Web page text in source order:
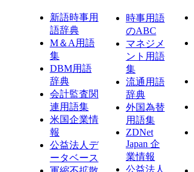
新語時事用
語辞典
M＆A用語
集
DBM用語
辞典
会計監査関
連用語集
米国企業情
報
公益法人デ
ータベース
時事用語
のABC
マネジメ
ント用語
集
流通用語
辞典
外国為替
用語集
ZDNet
Japan 企
業情報
公益法人